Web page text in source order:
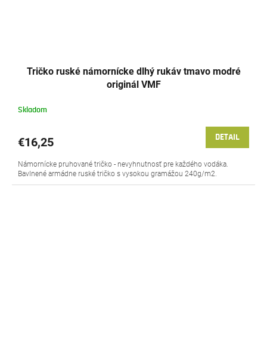
Tričko ruské námornícke dlhý rukáv tmavo modré
originál VMF
Skladom
€16,25 DETAIL
Námornícke pruhované tričko - nevyhnutnosť pre každého vodáka.
Bavlnené armádne ruské tričko s vysokou gramážou 240g/m2.